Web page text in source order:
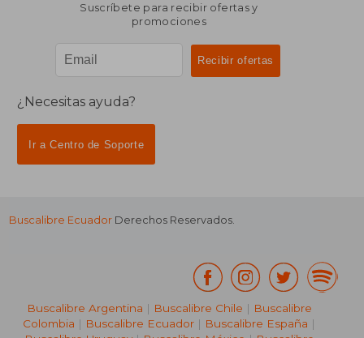
Suscríbete para recibir ofertas y
promociones
¿Necesitas ayuda?
Ir a Centro de Soporte
Buscalibre Ecuador Derechos Reservados.
Buscalibre Argentina | Buscalibre Chile | Buscalibre
Colombia | Buscalibre Ecuador | Buscalibre España |